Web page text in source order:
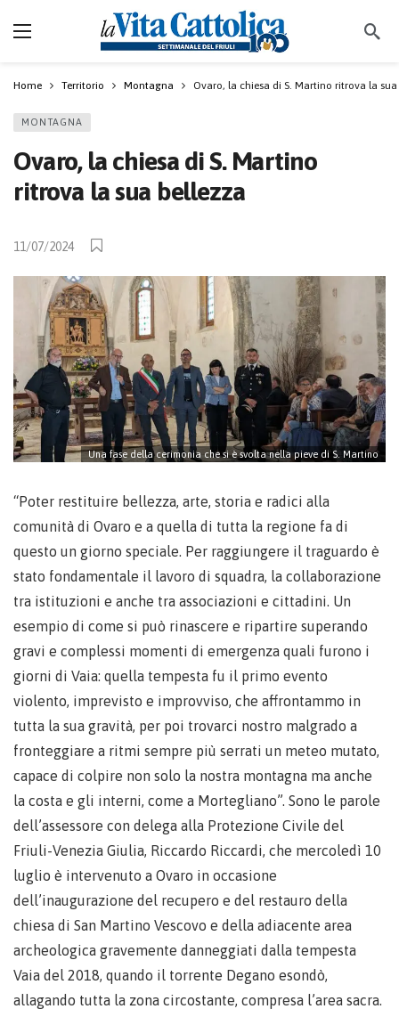
Home Territorio Montagna Ovaro, la chiesa di S. Martino ritrova la
MONTAGNA
Ovaro, la chiesa di S. Martino
ritrova la sua bellezza
11/07/2024
Una fase della cerimonia che si è svolta nella pieve di S. Martino
“Poter restituire bellezza, arte, storia e radici alla
comunità di Ovaro e a quella di tutta la regione fa di
questo un giorno speciale. Per raggiungere il traguardo è
stato fondamentale il lavoro di squadra, la collaborazione
tra istituzioni e anche tra associazioni e cittadini. Un
esempio di come si può rinascere e ripartire superando
gravi e complessi momenti di emergenza quali furono i
giorni di Vaia: quella tempesta fu il primo evento
violento, imprevisto e improvviso, che affrontammo in
tutta la sua gravità, per poi trovarci nostro malgrado a
fronteggiare a ritmi sempre più serrati un meteo mutato,
capace di colpire non solo la nostra montagna ma anche
la costa e gli interni, come a Mortegliano”. Sono le parole
dell’assessore con delega alla Protezione Civile del
Friuli-Venezia Giulia, Riccardo Riccardi, che mercoledì 10
luglio è intervenuto a Ovaro in occasione
dell’inaugurazione del recupero e del restauro della
chiesa di San Martino Vescovo e della adiacente area
archeologica gravemente danneggiati dalla tempesta
Vaia del 2018, quando il torrente Degano esondò,
allagando tutta la zona circostante, compresa l’area sacra.